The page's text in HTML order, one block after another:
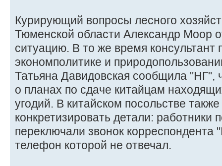
Курирующий вопросы лесного
Тюменской области Александр Моор
ситуацию. В то же время консультант
экономполитике и
Татьяна Давидовская сообщила "НГ",
о планах по сдаче китайцам
угодий. В китайском посольстве
конкретизировать детали: работники
переключали звонок корреспондента
телефон которой не отвечал.